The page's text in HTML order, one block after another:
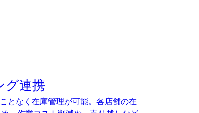
グ連携
となく在庫管理が可能。各店舗の在